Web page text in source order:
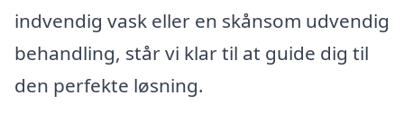
indvendig vask eller en skånsom udvendig
behandling, står vi klar til at guide dig til
den perfekte løsning.